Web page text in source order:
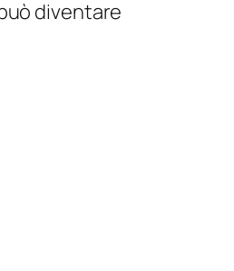
diventare